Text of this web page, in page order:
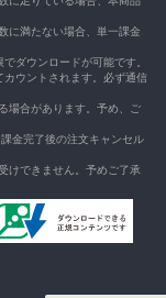
に満たない場合、単一課金
ダウンロードが可能です。
ウントされます。必ず通信
場合があります。予め、ご
金完了後の注文キャンセル
けできません。予めご了承